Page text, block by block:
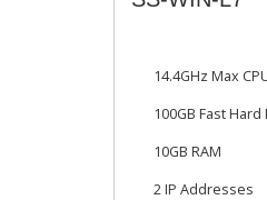
14.4GHz Max
100GB Fast Hard
10GB RAM
2 IP Addresses